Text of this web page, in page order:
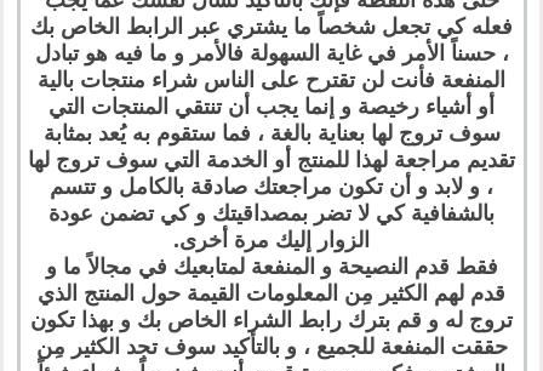
فعله كي تجعل شخصاً ما يشتري عبر الرابط الخاص بك
، حسناً الأمر في غاية السهولة فالأمر و ما فيه هو تبادل
المنفعة فأنت لن تقترح على الناس شراء منتجات بالية
أو أشياء رخيصة و إنما يجب أن تنتقي المنتجات التي
سوف تروج لها بعناية بالغة ، فما ستقوم به يُعد بمثابة
تقديم مراجعة لهذا للمنتج أو الخدمة التي سوف تروج لها
، و لابد و أن تكون مراجعتك صادقة بالكامل و تتسم
بالشفافية كي لا تضر بمصداقيتك و كي تضمن عودة
الزوار إليك مرة أخرى.
فقط قدم النصيحة و المنفعة لمتابعيك في مجالاً ما و
قدم لهم الكثير مِن المعلومات القيمة حول المنتج الذي
تروج له و قم بترك رابط الشراء الخاص بك و بهذا تكون
حققت المنفعة للجميع ، و بالتأكيد سوف تجد الكثير مِن